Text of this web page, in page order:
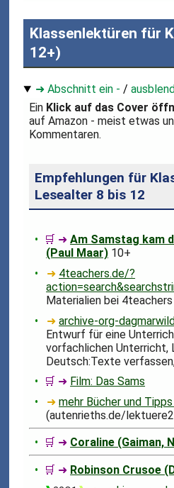
Klassenlektüren für
12+)
➜ Abschnitt ein - /
Ein Klick auf das Cover
auf Amazon - meist etwas
Kommentaren.
Empfehlungen für
Lesealter 8 bis 12
🛒 ➜Am Samstag kam
(Paul Maar) 10+
➜ 4teachers.de/?
Materialien bei 4teachers
➜archive-org-
Entwurf für eine
vorfachlichen Unterricht,
Deutsch:Texte
🛒 ➜ Film: Das Sams
➜mehr Bücher und
(autenrieths.de/
🛒 ➜ Coraline (Gaiman,
🛒 ➜ Robinson Crusoe